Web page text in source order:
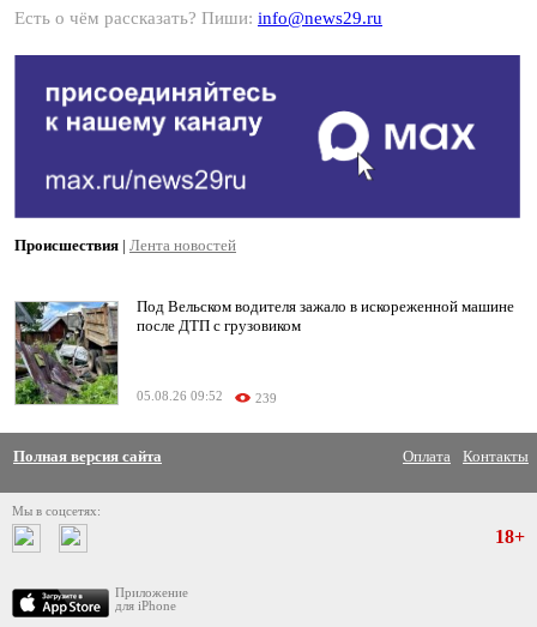
Есть о чём рассказать? Пиши: info@news29.ru
Происшествия | Лента новостей
Под Вельском водителя зажало в искореженной машине
после ДТП с грузовиком
05.08.26 09:52 239
Полная версия сайта Оплата Контакты
Мы в соцсетях:
Приложение
для iPhone
18+